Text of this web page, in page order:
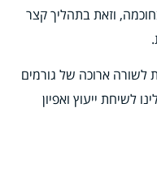
וזאת בתהליך קצר
לשורה ארוכה של גורמים
לשיחת ייעוץ ואפיון